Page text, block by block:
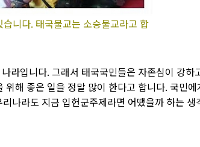
니다. 태국불교는 소승불교라고 합
라입니다. 그래서 태국국민들은 자존심이 강하
해 좋은 일을 정말 많이 한다고 합니다. 국민에
나라도 지금 입헌군주제라면 어땠을까 하는 생